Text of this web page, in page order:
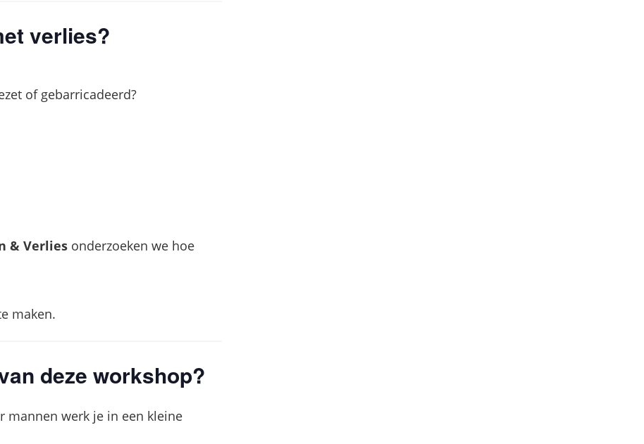
verlies?
of gebarricadeerd?
& Verlies onderzoeken we hoe
maken.
deze workshop?
mannen werk je in een kleine